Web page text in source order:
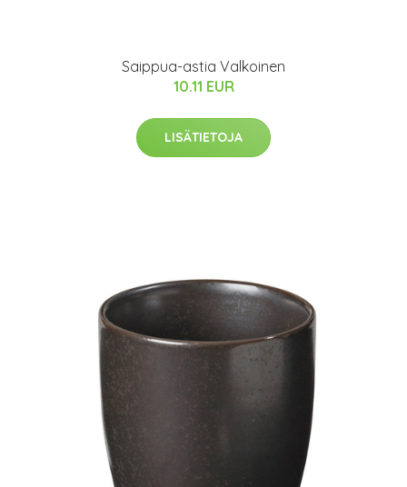
Saippua-astia Valkoinen
10.11 EUR
LISÄTIETOJA